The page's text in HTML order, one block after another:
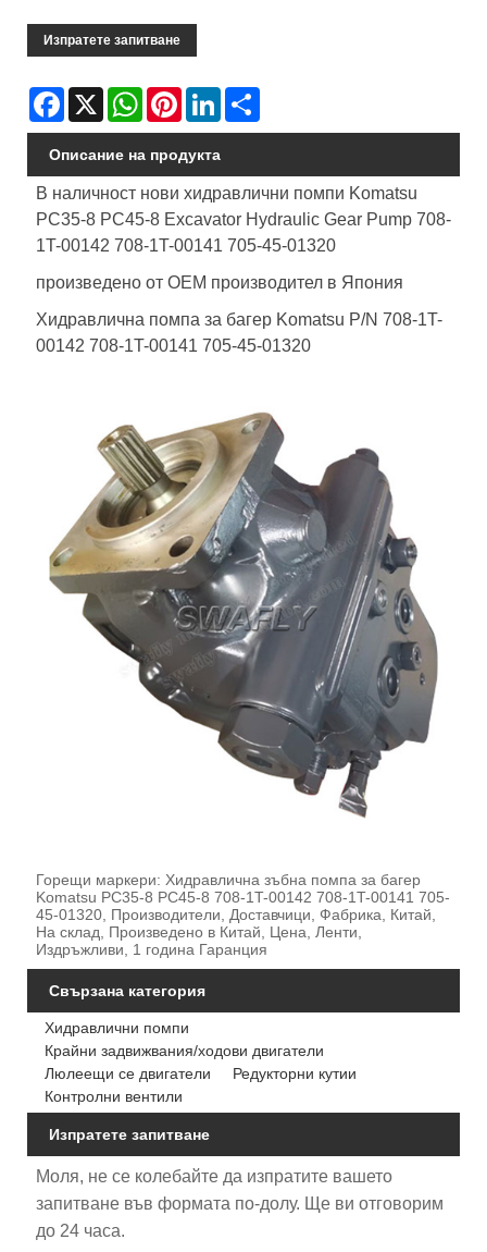
Изпратете запитване
Facebook
X WhatsAppPinterestLinkedIn
Описание на продукта
В наличност нови хидравлични помпи Komatsu
PC35-8 PC45-8 Excavator Hydraulic Gear Pump 708-
1T-00142 708-1T-00141 705-45-01320
произведено от OEM производител в Япония
Хидравлична помпа за багер Komatsu P/N 708-1T-
00142 708-1T-00141 705-45-01320
Горещи маркери: Хидравлична зъбна помпа за багер
Komatsu PC35-8 PC45-8 708-1T-00142 708-1T-00141 705-
45-01320, Производители, Доставчици, Фабрика, Китай,
На склад, Произведено в Китай, Цена, Ленти,
Издръжливи, 1 година Гаранция
Свързана категория
Хидравлични помпи
Крайни задвижвания/ходови двигатели
Люлеещи се двигатели
Редукторни кутии
Контролни вентили
Изпратете запитване
Моля, не се колебайте да изпратите вашето
запитване във формата по-долу. Ще ви отговорим
до 24 часа.